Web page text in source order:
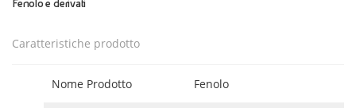
Fenolo e derivati
Caratteristiche prodotto
Nome Prodotto Fenolo